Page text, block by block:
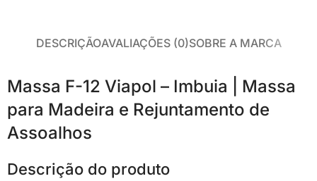
DESCRIÇÃOAVALIAÇÕES (0)SOBRE A MARCA
Massa F-12 Viapol – Imbuia | Massa
para Madeira e Rejuntamento de
Assoalhos
Descrição do produto